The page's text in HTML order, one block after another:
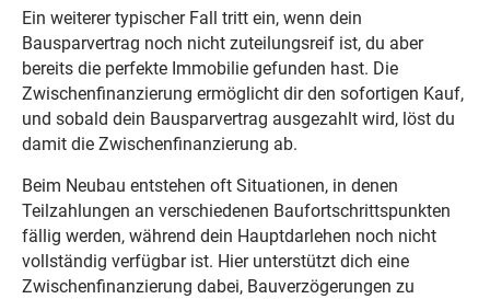
Ein weiterer typischer Fall tritt ein, wenn dein
Bausparvertrag noch nicht zuteilungsreif ist, du aber
bereits die perfekte Immobilie gefunden hast. Die
Zwischenfinanzierung ermöglicht dir den sofortigen Kauf,
und sobald dein Bausparvertrag ausgezahlt wird, löst du
damit die Zwischenfinanzierung ab.
Beim Neubau entstehen oft Situationen, in denen
Teilzahlungen an verschiedenen Baufortschrittspunkten
fällig werden, während dein Hauptdarlehen noch nicht
vollständig verfügbar ist. Hier unterstützt dich eine
Zwischenfinanzierung dabei, Bauverzögerungen zu